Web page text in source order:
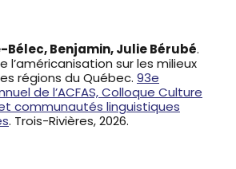
Benjamin, Julie Bérubé.
l’américanisation sur les milieux
régions du Québec. 93e
de l’ACFAS, Colloque Culture
communautés linguistiques
. Trois-Rivières, 2026.